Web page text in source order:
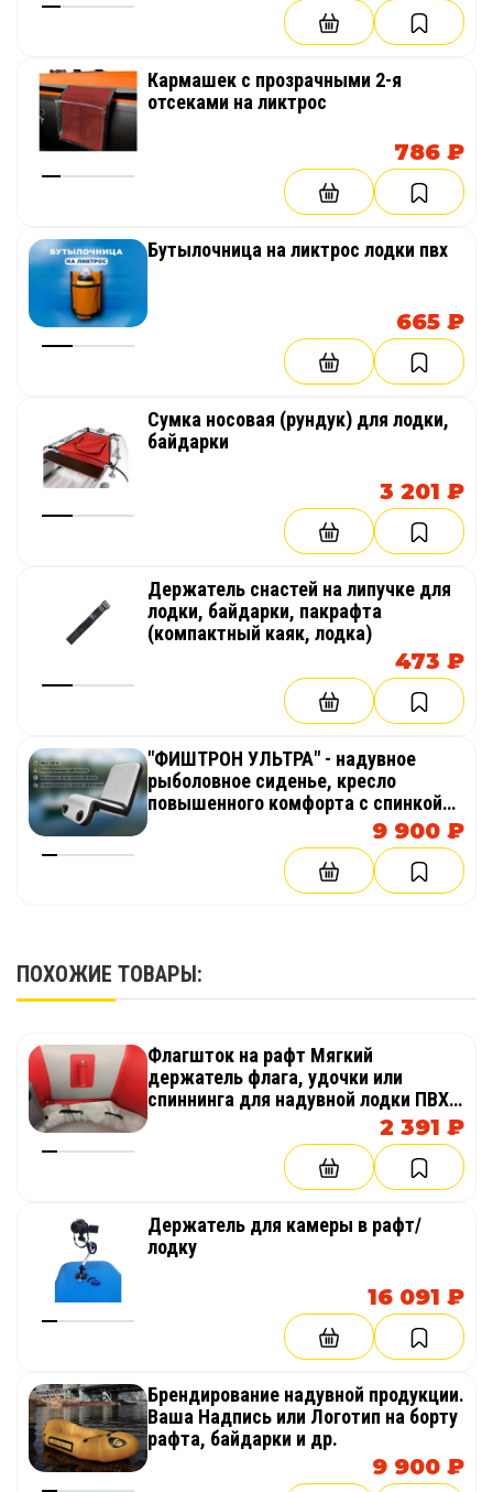
Производство
ООО "Тайм Триал"
зеленый, черный, голубой, желтый, оранжевый, красный,
0,1 м2
1 шт
Кармашек с прозрачными 2-я
отсеками на ликтрос
786 ₽
Бутылочница на ликтрос лодки пвх
665 ₽
Сумка носовая (рундук) для лодки,
байдарки
3 201 ₽
Держатель снастей на липучке для
лодки, байдарки, пакрафта
(компактный каяк, лодка)
473 ₽
"ФИШТРОН УЛЬТРА" - надувное
рыболовное сиденье, кресло
повышенного комфорта с спинкой
из AirDeck (воздушная палуба) в
лодку, байдарку, каяк
9 900 ₽
ПОХОЖИЕ ТОВАРЫ:
Флагшток на рафт Мягкий
держатель флага, удочки или
спиннинга для надувной лодки ПВХ,
2 391 ₽
Держатель для камеры в рафт/
лодку
16 091 ₽
Брендирование надувной продукции.
Ваша Надпись или Логотип на борту
рафта, байдарки и др.
9 900 ₽